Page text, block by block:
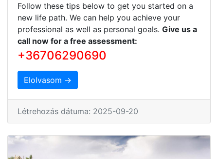
Follow these tips below to get you started on a
new life path. We can help you achieve your
professional as well as personal goals. Give us a
call now for a free assessment:
+36706290690
Elolvasom →
Létrehozás dátuma: 2025-09-20